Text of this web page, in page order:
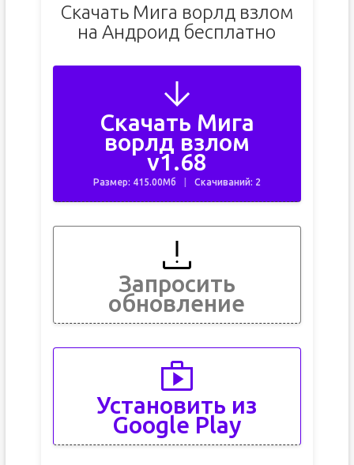
Скачать Мига ворлд взлом
на Андроид бесплатно
Скачать Мига
ворлд взлом
v1.68
Размер: 415.00Мб Скачиваний: 2
Запросить
обновление
Установить из
Google Play